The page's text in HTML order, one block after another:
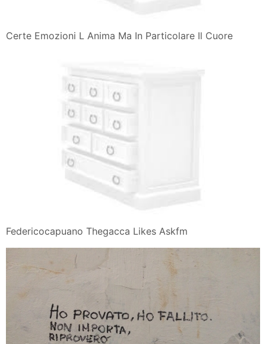
Certe Emozioni L Anima Ma In Particolare Il Cuore
Federicocapuano Thegacca Likes Askfm